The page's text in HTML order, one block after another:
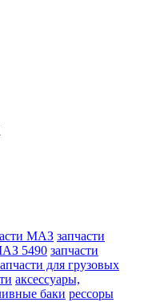
МАЗ запчасти
5490 запчасти
для грузовых
аксессуары,
баки рессоры